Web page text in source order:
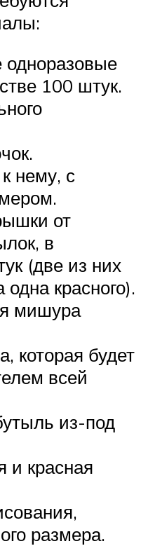
100 штук.
нему, с
от
в
(две из них
одна красного).
мишура
которая будет
всей
из-под
и красная
размера.